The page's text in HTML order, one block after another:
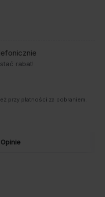
rabat!
przy płatności za pobraniem.
Opinie